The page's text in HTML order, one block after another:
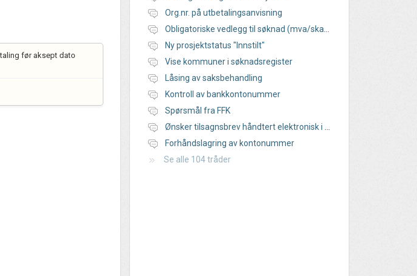
før aksept dato
Org.nr. på utbetalingsanvisning
Ny prosjektstatus "Innstilt"
Vise kommuner i søknadsregister
Låsing av saksbehandling
Kontroll av bankkontonummer
Spørsmål fra FFK
Forhåndslagring av kontonummer
Se alle 104 tråder